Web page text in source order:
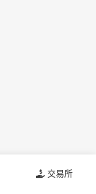
交易所